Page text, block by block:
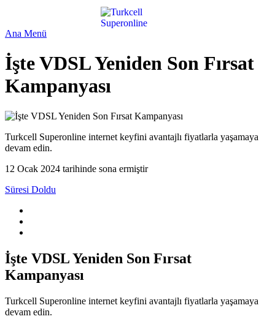
Ana Menü
İşte VDSL Yeniden Son Fırsat
Kampanyası
Turkcell Superonline internet keyfini avantajlı fiyatlarla yaşamaya
devam edin.
12 Ocak 2024 tarihinde sona ermiştir
Süresi Doldu
İşte VDSL Yeniden Son Fırsat
Kampanyası
Turkcell Superonline internet keyfini avantajlı fiyatlarla yaşamaya
devam edin.